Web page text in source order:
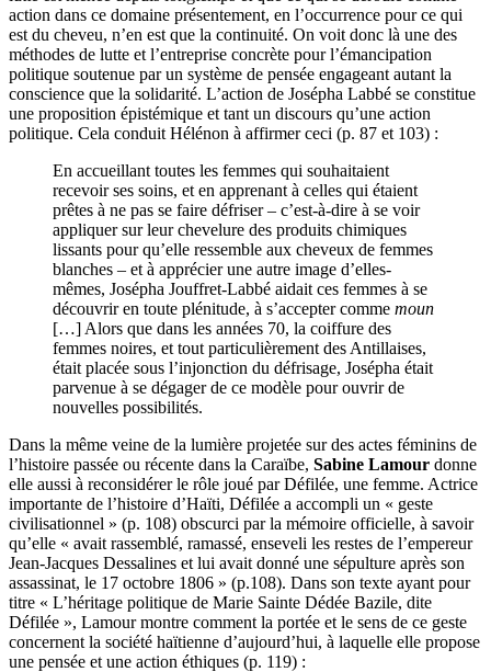
action dans ce domaine présentement, en l’occurrence pour ce qui
est du cheveu, n’en est que la continuité. On voit donc là une des
méthodes de lutte et l’entreprise concrète pour l’émancipation
politique soutenue par un système de pensée engageant autant la
conscience que la solidarité. L’action de Josépha Labbé se constitue
une proposition épistémique et tant un discours qu’une action
politique. Cela conduit Hélénon à affirmer ceci (p. 87 et 103) :
En accueillant toutes les femmes qui souhaitaient
recevoir ses soins, et en apprenant à celles qui étaient
prêtes à ne pas se faire défriser – c’est-à-dire à se voir
appliquer sur leur chevelure des produits chimiques
lissants pour qu’elle ressemble aux cheveux de femmes
blanches – et à apprécier une autre image d’elles-
mêmes, Josépha Jouffret-Labbé aidait ces femmes à se
découvrir en toute plénitude, à s’accepter comme moun
[…] Alors que dans les années 70, la coiffure des
femmes noires, et tout particulièrement des Antillaises,
était placée sous l’injonction du défrisage, Josépha était
parvenue à se dégager de ce modèle pour ouvrir de
nouvelles possibilités.
Dans la même veine de la lumière projetée sur des actes féminins de
l’histoire passée ou récente dans la Caraïbe, Sabine Lamour donne
elle aussi à reconsidérer le rôle joué par Défilée, une femme. Actrice
importante de l’histoire d’Haïti, Défilée a accompli un « geste
civilisationnel » (p. 108) obscurci par la mémoire officielle, à savoir
qu’elle « avait rassemblé, ramassé, enseveli les restes de l’empereur
Jean-Jacques Dessalines et lui avait donné une sépulture après son
assassinat, le 17 octobre 1806 » (p.108). Dans son texte ayant pour
titre « L’héritage politique de Marie Sainte Dédée Bazile, dite
Défilée », Lamour montre comment la portée et le sens de ce geste
concernent la société haïtienne d’aujourd’hui, à laquelle elle propose
une pensée et une action éthiques (p. 119) :